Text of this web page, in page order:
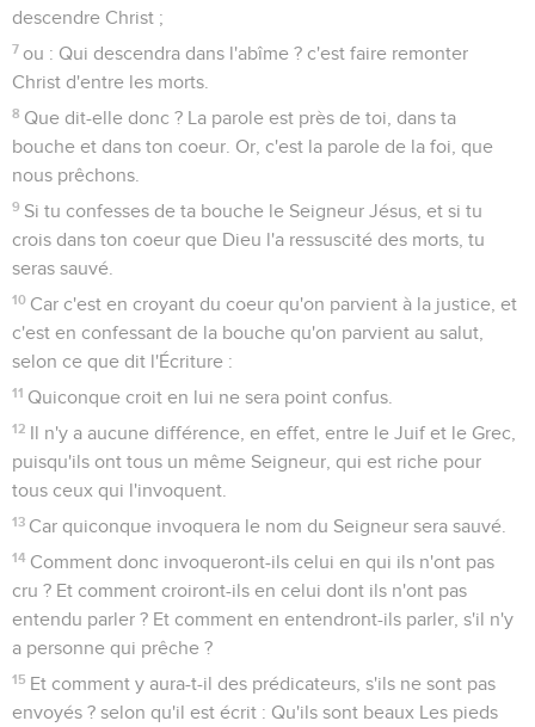
descendre Christ ;
7 ou : Qui descendra dans l'abîme ? c'est faire remonter
Christ d'entre les morts.
8 Que dit-elle donc ? La parole est près de toi, dans ta
bouche et dans ton coeur. Or, c'est la parole de la foi, que
nous prêchons.
9 Si tu confesses de ta bouche le Seigneur Jésus, et si tu
crois dans ton coeur que Dieu l'a ressuscité des morts, tu
seras sauvé.
10 Car c'est en croyant du coeur qu'on parvient à la justice, et
c'est en confessant de la bouche qu'on parvient au salut,
selon ce que dit l'Écriture :
11 Quiconque croit en lui ne sera point confus.
12 Il n'y a aucune différence, en effet, entre le Juif et le Grec,
puisqu'ils ont tous un même Seigneur, qui est riche pour
tous ceux qui l'invoquent.
13 Car quiconque invoquera le nom du Seigneur sera sauvé.
14 Comment donc invoqueront-ils celui en qui ils n'ont pas
cru ? Et comment croiront-ils en celui dont ils n'ont pas
entendu parler ? Et comment en entendront-ils parler, s'il n'y
a personne qui prêche ?
15 Et comment y aura-t-il des prédicateurs, s'ils ne sont pas
envoyés ? selon qu'il est écrit : Qu'ils sont beaux Les pieds